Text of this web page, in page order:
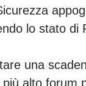
lo stato di
una
alto forum